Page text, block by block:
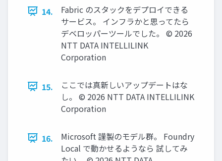
14.
Fabric のスタックをデプロイできる
サービス。 インフラかと思ってたら
デベロッパーツールでした。 © 2026
NTT DATA INTELLILINK
Corporation
15.
ここでは真新しいアップデートはな
し。 © 2026 NTT DATA INTELLILINK
Corporation
16.
Microsoft 謹製のモデル群。 Foundry
Local で動かせるようなら 試してみ